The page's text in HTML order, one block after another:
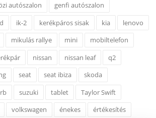
autószalon
genfi autószalon
ik-2 kerékpáros sisak kia
lenovo
mikulás rallye mini
mobiltelefon
nissan nissan leaf
q2
seat seat ibiza
skoda
suzuki tablet
Taylor Swift
volkswagen énekes értékesítés